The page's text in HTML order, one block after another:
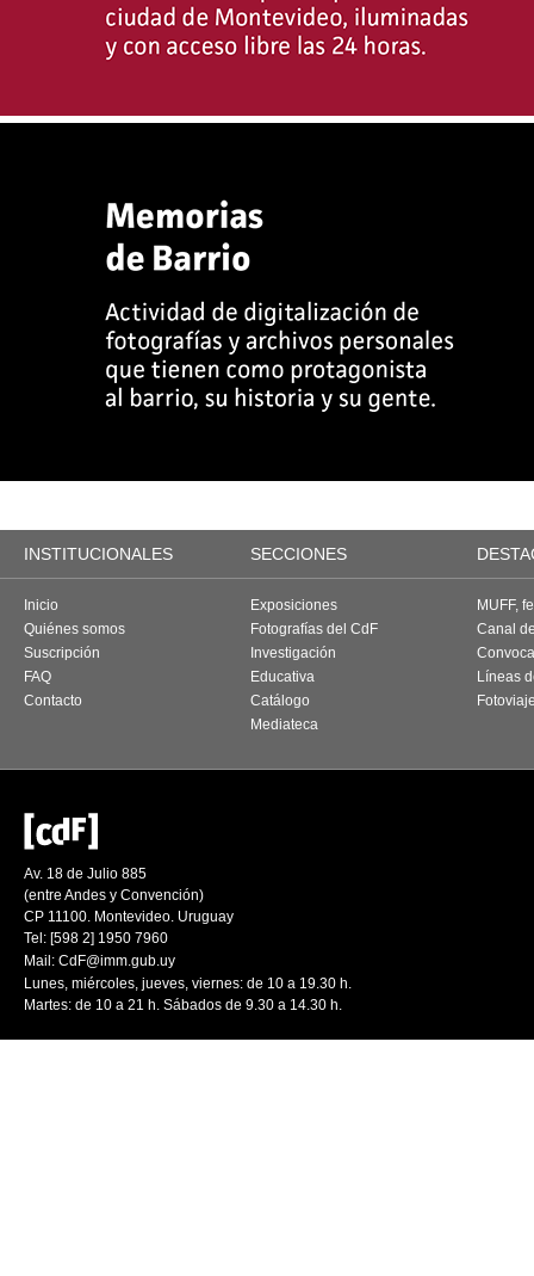
INSTITUCIONALES SECCIONES
Inicio
Quiénes somos
Suscripción
FAQ
Contacto
Exposiciones
Fotografías del CdF
Investigación
Educativa
Catálogo
Mediateca
MUFF,
Canal
Líneas
Av. 18 de Julio 885
(entre Andes y Convención)
CP 11100. Montevideo. Uruguay
Tel: [598 2] 1950 7960
Mail: CdF@imm.gub.uy
Lunes, miércoles, jueves, viernes: de 10 a 19.30 h.
Martes: de 10 a 21 h. Sábados de 9.30 a 14.30 h.